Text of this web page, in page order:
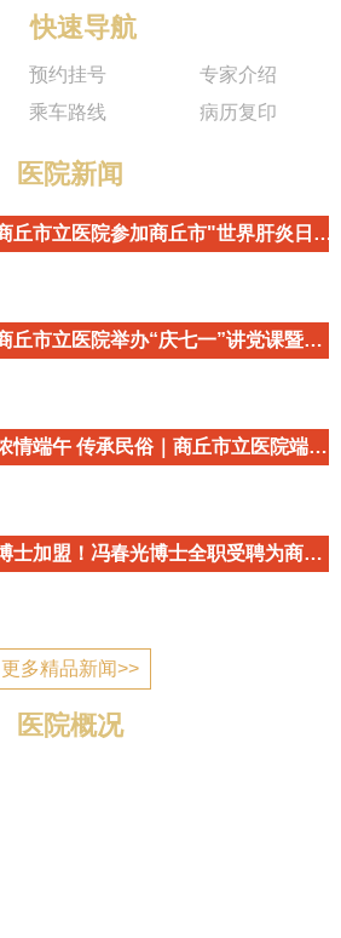
快速导航
预约挂号
专家介绍
乘车路线 病历复印
医院新闻
商丘市立医院参加商丘市"世界肝炎日"主题宣传活动
商丘市立医院举办“庆七一”讲党课暨重温入党誓词活动
浓情端午 传承民俗｜商丘市立医院端午民俗主题活动温情开启
博士加盟！冯春光博士全职受聘为商丘市立医院心血管内科学术带头人
更多精品新闻>>
医院概况